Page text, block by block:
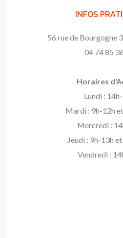
INFOS
56 rue de Bourgogne
04 74 85
Horaires
Lundi :
Mardi : 9h-12h
Mercredi :
Jeudi : 9h-13h
Vendredi :